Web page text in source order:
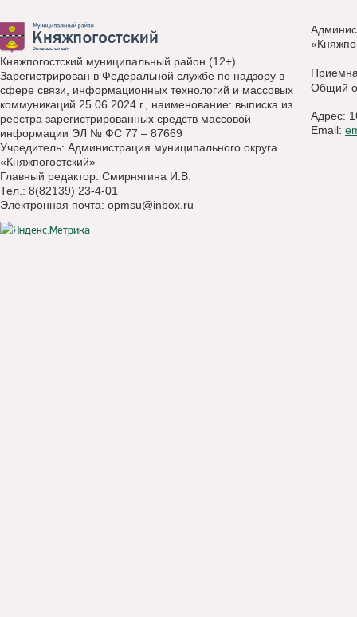
Княжпогостский муниципальный район (12+)
Зарегистрирован в Федеральной службе по надзору в
сфере связи, информационных технологий и массовых
коммуникаций 25.06.2024 г., наименование: выписка из
реестра зарегистрированных средств массовой
информации ЭЛ № ФС 77 – 87669
Учредитель: Администрация муниципального округа
«Княжпогостский»
Главный редактор: Смирнягина И.В.
Тел.: 8(82139) 23-4-01
Электронная почта: opmsu@inbox.ru
Общий
Адрес:
Email: